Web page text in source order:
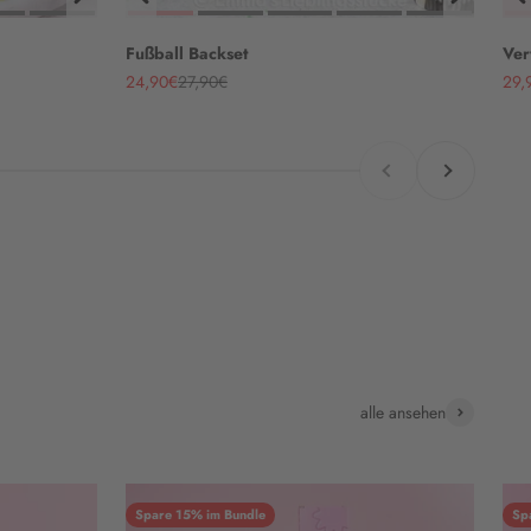
Fußball Backset
Angebot
24,90€Regulärer Preis
27,90€
alle ansehen
Spare 15% im Bundle